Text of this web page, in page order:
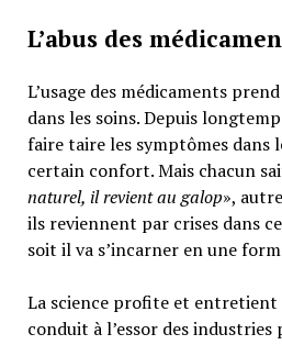
L’abus des
L’usage des médicaments
dans les soins. Depuis
faire taire les symptômes dans
certain confort. Mais chacun
naturel, il revient au galop»,
ils reviennent par crises dans
soit il va s’incarner en une
La science profite et
conduit à l’essor des industries